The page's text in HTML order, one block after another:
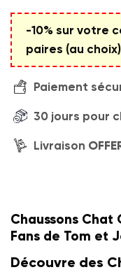
-10% sur votre
paires (au choix)
Paiement
30 jours pour
Livraison
Chaussons Chat
Fans de Tom et
Découvre des